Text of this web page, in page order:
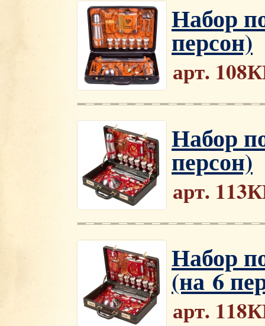
Набор
персон)
арт.
Набор
персон)
арт.
Набор
(на 6
арт.